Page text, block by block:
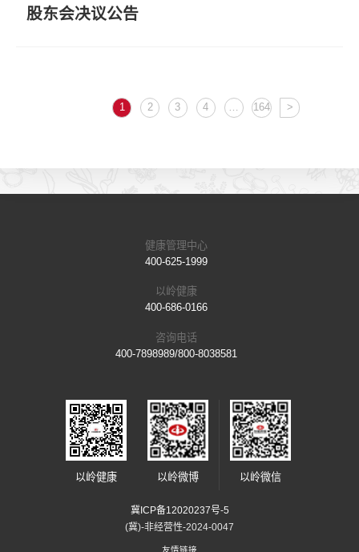
股东会决议公告
1 2 3 4 … 164 >
健康管理中心
400-625-1999
以岭健康
400-686-0166
咨询电话
400-7898989/800-8038581
以岭健康 以岭微博 以岭微信
冀ICP备12020237号-5
(冀)-非经营性-2024-0047
友情链接